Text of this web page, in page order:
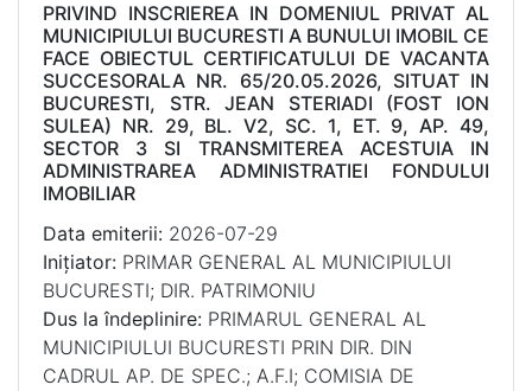
PRIVIND INSCRIEREA IN DOMENIUL PRIVAT AL
MUNICIPIULUI BUCURESTI A BUNULUI IMOBIL CE
FACE OBIECTUL CERTIFICATULUI DE VACANTA
SUCCESORALA NR. 65/20.05.2026, SITUAT IN
BUCURESTI, STR. JEAN STERIADI (FOST ION
SULEA) NR. 29, BL. V2, SC. 1, ET. 9, AP. 49,
SECTOR 3 SI TRANSMITEREA ACESTUIA IN
ADMINISTRAREA ADMINISTRATIEI FONDULUI
IMOBILIAR
Data emiterii: 2026-07-29
Inițiator: PRIMAR GENERAL AL MUNICIPIULUI
BUCURESTI; DIR. PATRIMONIU
Dus la îndeplinire: PRIMARUL GENERAL AL
MUNICIPIULUI BUCURESTI PRIN DIR. DIN
CADRUL AP. DE SPEC.; A.F.I; COMISIA DE